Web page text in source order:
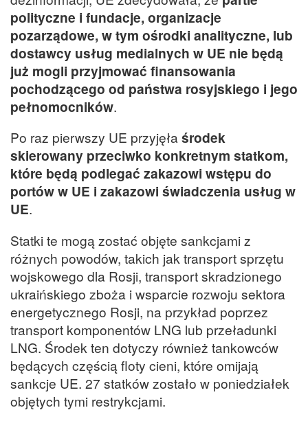
polityczne i fundacje, organizacje
pozarządowe, w tym ośrodki analityczne, lub
dostawcy usług medialnych w UE nie będą
już mogli przyjmować finansowania
pochodzącego od państwa rosyjskiego i jego
pełnomocników.
Po raz pierwszy UE przyjęłaśrodek
skierowany przeciwko konkretnym statkom,
które będą podlegać zakazowi wstępu do
portów w UE i zakazowi świadczenia usług w
UE.
Statki te mogą zostać objęte sankcjami z
różnych powodów, takich jak transport sprzętu
wojskowego dla Rosji, transport skradzionego
ukraińskiego zboża i wsparcie rozwoju sektora
energetycznego Rosji, na przykład poprzez
transport komponentów LNG lub przeładunki
LNG. Środek ten dotyczy również tankowców
będących częścią floty cieni, które omijają
sankcje UE. 27 statków zostało w poniedziałek
objętych tymi restrykcjami.